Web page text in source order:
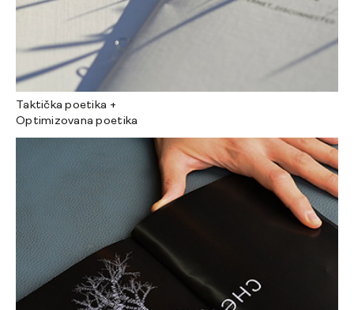
Taktička poetika +
Optimizovana poetika